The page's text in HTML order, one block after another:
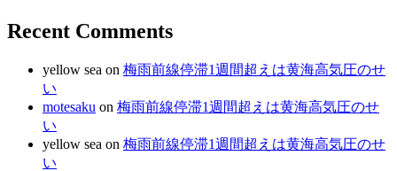
Recent Comments
yellow sea on 梅雨前線停滞1週間超えは黄海高気圧のせ
い
motesaku on 梅雨前線停滞1週間超えは黄海高気圧のせ
い
yellow sea on 梅雨前線停滞1週間超えは黄海高気圧のせ
い